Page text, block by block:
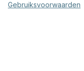
Gebruiksvoorwaarden